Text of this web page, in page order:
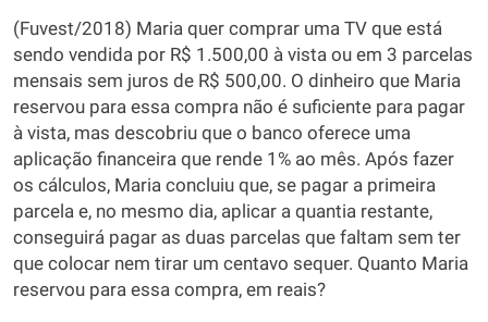
(Fuvest/2018) Maria quer comprar uma TV que está
sendo vendida por R$ 1.500,00 à vista ou em 3 parcelas
mensais sem juros de R$ 500,00. O dinheiro que Maria
reservou para essa compra não é suficiente para pagar
à vista, mas descobriu que o banco oferece uma
aplicação financeira que rende 1% ao mês. Após fazer
os cálculos, Maria concluiu que, se pagar a primeira
parcela e, no mesmo dia, aplicar a quantia restante,
conseguirá pagar as duas parcelas que faltam sem ter
que colocar nem tirar um centavo sequer. Quanto Maria
reservou para essa compra, em reais?